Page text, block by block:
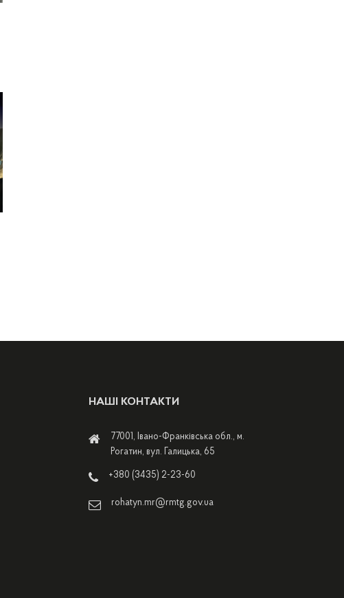
НАШІ КОНТАКТИ
77001, Івано-Франківська обл., м.
Рогатин, вул. Галицька, 65
+380 (3435) 2-23-60
rohatyn.mr@rmtg.gov.ua